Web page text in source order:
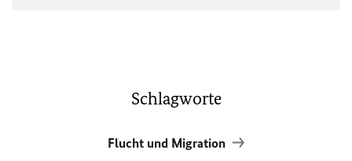
Schlagworte
Flucht und Migration